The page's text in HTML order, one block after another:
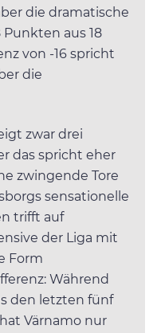
die dramatische
aus 18
von -16 spricht
die
zwar drei
das spricht eher
zwingende Tore
sensationelle
trifft auf
der Liga mit
Form
Während
den letzten fünf
Värnamo nur